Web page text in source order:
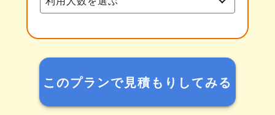
このプランで見積もりしてみる